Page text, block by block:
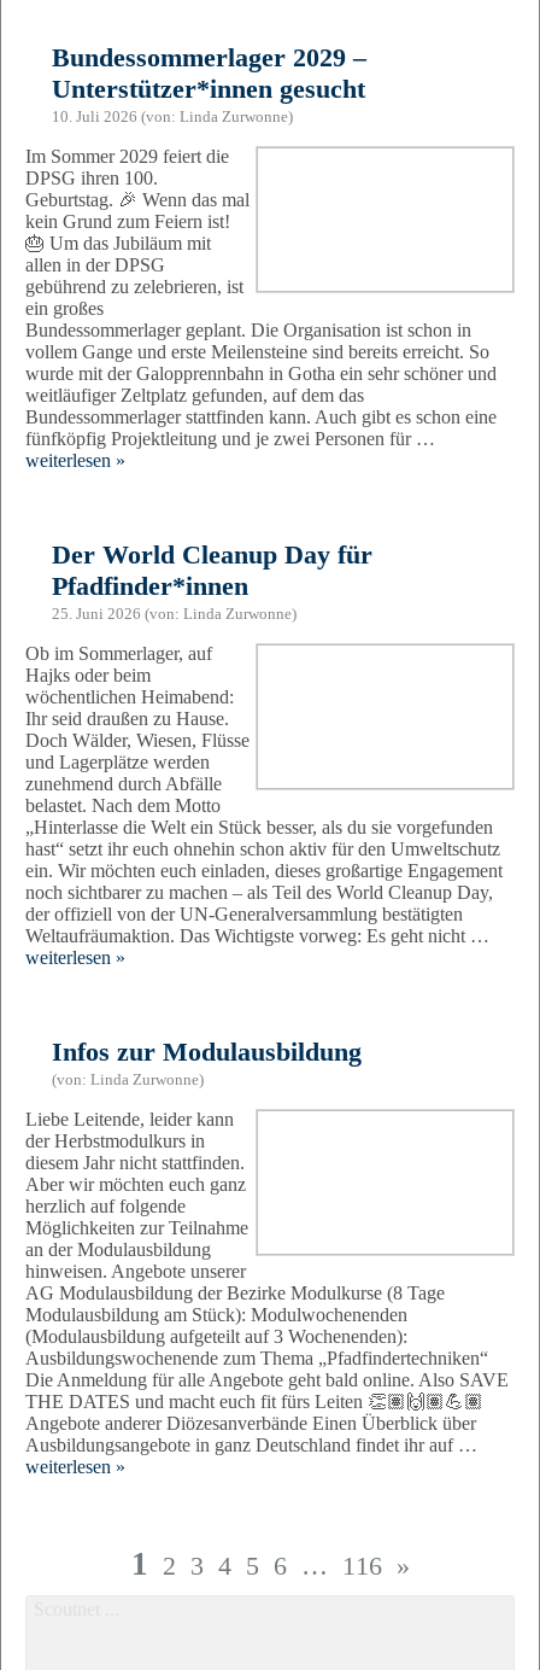
Bundessommerlager 2029 –
Unterstützer*innen gesucht
10. Juli 2026 (von: Linda Zurwonne)
Im Sommer 2029 feiert die
DPSG ihren 100.
Geburtstag. 🎉 Wenn das mal
kein Grund zum Feiern ist!
🎂 Um das Jubiläum mit
allen in der DPSG
gebührend zu zelebrieren, ist
ein großes
Bundessommerlager geplant. Die Organisation ist schon in
vollem Gange und erste Meilensteine sind bereits erreicht. So
wurde mit der Galopprennbahn in Gotha ein sehr schöner und
weitläufiger Zeltplatz gefunden, auf dem das
Bundessommerlager stattfinden kann. Auch gibt es schon eine
fünfköpfig Projektleitung und je zwei Personen für …
weiterlesen »
Der World Cleanup Day für
Pfadfinder*innen
25. Juni 2026 (von: Linda Zurwonne)
Ob im Sommerlager, auf
Hajks oder beim
wöchentlichen Heimabend:
Ihr seid draußen zu Hause.
Doch Wälder, Wiesen, Flüsse
und Lagerplätze werden
zunehmend durch Abfälle
belastet. Nach dem Motto
„Hinterlasse die Welt ein Stück besser, als du sie vorgefunden
hast“ setzt ihr euch ohnehin schon aktiv für den Umweltschutz
ein. Wir möchten euch einladen, dieses großartige Engagement
noch sichtbarer zu machen – als Teil des World Cleanup Day,
der offiziell von der UN-Generalversammlung bestätigten
Weltaufräumaktion. Das Wichtigste vorweg: Es geht nicht …
weiterlesen »
Infos zur Modulausbildung
(von: Linda Zurwonne)
Liebe Leitende, leider kann
der Herbstmodulkurs in
diesem Jahr nicht stattfinden.
Aber wir möchten euch ganz
herzlich auf folgende
Möglichkeiten zur Teilnahme
an der Modulausbildung
hinweisen. Angebote unserer
AG Modulausbildung der Bezirke Modulkurse (8 Tage
Modulausbildung am Stück): Modulwochenenden
(Modulausbildung aufgeteilt auf 3 Wochenenden):
Ausbildungswochenende zum Thema „Pfadfindertechniken“
Die Anmeldung für alle Angebote geht bald online. Also SAVE
THE DATES und macht euch fit fürs Leiten 👏🏽🙌🏽💪🏽
Angebote anderer Diözesanverbände Einen Überblick über
Ausbildungsangebote in ganz Deutschland findet ihr auf …
weiterlesen »
1 2 3 4 5 6 … 116 »